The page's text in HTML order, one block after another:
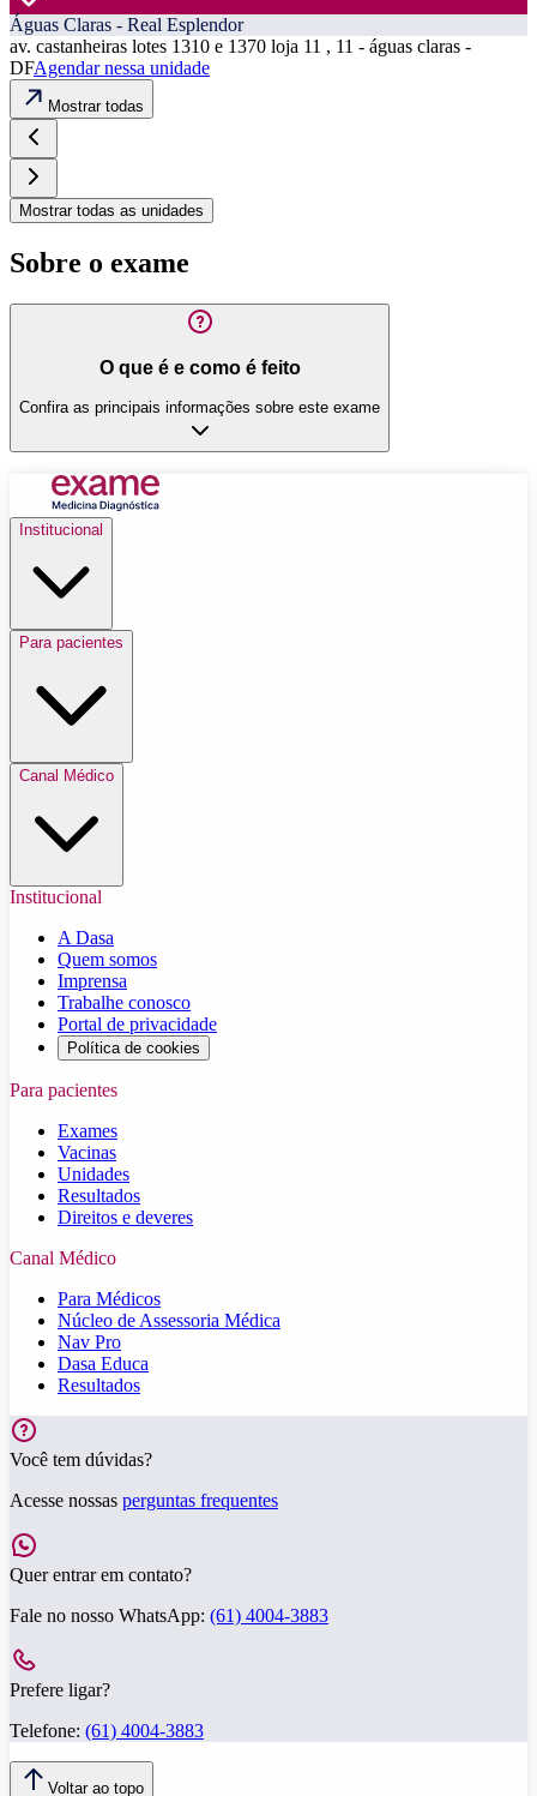
Águas Claras - Real Esplendor
av. castanheiras lotes 1310 e 1370 loja 11 , 11 - águas claras -
DFAgendar nessa unidade
Mostrar todas
Mostrar todas as unidades
Sobre o exame
O que é e como é feito
Confira as principais informações sobre este exame
Institucional
Para pacientes
Canal Médico
Institucional
A Dasa
Quem somos
Imprensa
Trabalhe conosco
Portal de privacidade
Política de cookies
Para pacientes
Exames
Vacinas
Unidades
Resultados
Direitos e deveres
Canal Médico
Para Médicos
Núcleo de Assessoria Médica
Nav Pro
Dasa Educa
Resultados
Você tem dúvidas?
Acesse nossas perguntas frequentes
Quer entrar em contato?
Fale no nosso WhatsApp: (61) 4004-3883
Prefere ligar?
Telefone: (61) 4004-3883
Voltar ao topo